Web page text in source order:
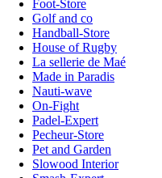
Foot-Store
Golf and co
Handball-Store
House of Rugby
La sellerie de Maé
Made in Paradis
Nauti-wave
On-Fight
Padel-Expert
Pecheur-Store
Pet and Garden
Slowood Interior